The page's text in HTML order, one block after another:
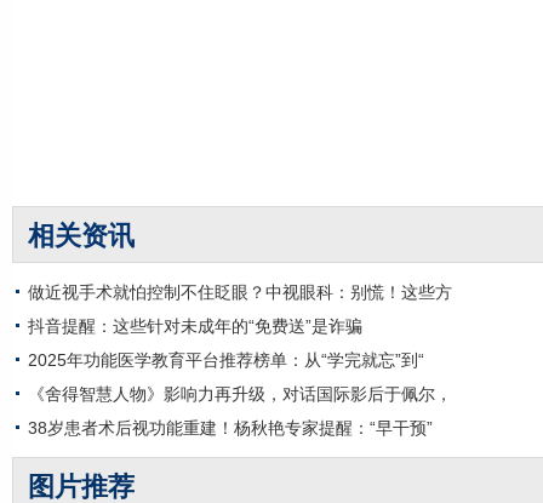
相关资讯
做近视手术就怕控制不住眨眼？中视眼科：别慌！这些方
抖音提醒：这些针对未成年的“免费送”是诈骗
2025年功能医学教育平台推荐榜单：从“学完就忘”到“
《舍得智慧人物》影响力再升级，对话国际影后于佩尔，
38岁患者术后视功能重建！杨秋艳专家提醒：“早干预”
图片推荐